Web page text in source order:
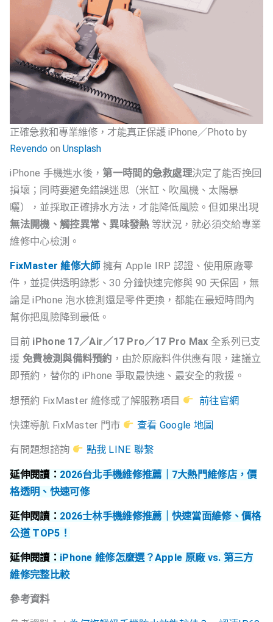
正確急救和專業維修，才能真正保護 iPhone／Photo by
Revendo on Unsplash
iPhone 手機進水後， 第一時間的急救處理決定了能否挽回
損壞；同時要避免錯誤迷思（米缸、吹風機、太陽暴
曬），並採取正確排水方法，才能降低風險。但如果出現
無法開機、觸控異常、異味發熱等狀況，就必須交給專業
維修中心檢測。
FixMaster 維修大師擁有 Apple IRP 認證、使用原廠零
件，並提供透明錄影、30 分鐘快速完修與 90 天保固，無
論是 iPhone 泡水檢測還是零件更換，都能在最短時間內
幫你把風險降到最低。
目前 iPhone 17／Air／17 Pro／17 Pro Max 全系列已支
援免費檢測與備料預約 ，由於原廠料件供應有限，建議立
即預約，替你的 iPhone 爭取最快速、最安全的救援。
想預約 FixMaster 維修或了解服務項目 前往官網
快速導航 FixMaster 門市 查看 Google 地圖
有問題想諮詢 點我 LINE 聯繫
延伸閱讀： 2026台北手機維修推薦｜7大熱門維修店，價
格透明、快速可修
延伸閱讀： 2026士林手機維修推薦｜快速當面維修、價格
公道 TOP5！
延伸閱讀： iPhone 維修怎麼選？Apple 原廠 vs. 第三方
維修完整比較
參考資料